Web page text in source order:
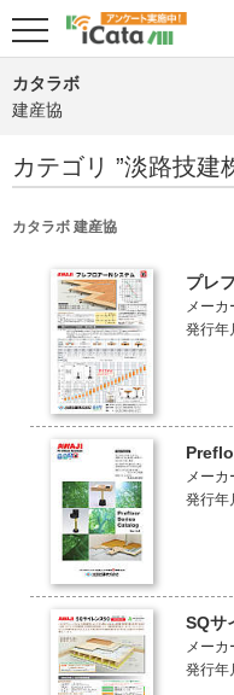
カタラボ
建産協
カテゴリ ”淡路技建
カタラボ 建産協
プレ
メー
発行
メー
発行
SQサ
メー
発行